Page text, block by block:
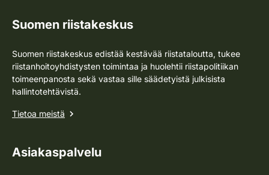
Suomen riistakeskus
Suomen riistakeskus edistää kestävää riistataloutta, tukee
riistanhoitoyhdistysten toimintaa ja huolehtii riistapolitiikan
toimeenpanosta sekä vastaa sille säädetyistä julkisista
hallintotehtävistä.
Tietoa meistä
Asiakaspalvelu